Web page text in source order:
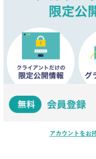
アカウントをお